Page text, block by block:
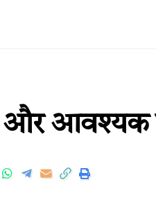
और आवश्यक